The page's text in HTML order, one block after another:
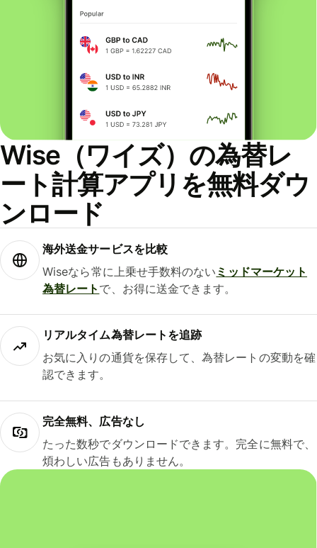
Wise（ワイズ）の為替レ
ート計算アプリを無料ダウ
ンロード
海外送金サービスを比較
Wiseなら常に上乗せ手数料のない ミッドマーケット
為替レート で、お得に送金できます。
リアルタイム為替レートを追跡
お気に入りの通貨を保存して、為替レートの変動を確
認できます。
完全無料、広告なし
たった数秒でダウンロードできます。完全に無料で、
煩わしい広告もありません。